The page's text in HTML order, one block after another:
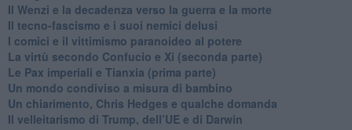
Il Wenzi e la decadenza verso la guerra e la morte
​Il tecno-fascismo e i suoi nemici delusi
​I comici e il vittimismo paranoideo al potere
​La virtù secondo Confucio e Xi (seconda parte)
Le Pax imperiali e Tianxia (prima parte)
Un mondo condiviso a misura di bambino
​Un chiarimento, Chris Hedges e qualche domanda
Il velleitarismo di Trump, dell’UE e di Darwin